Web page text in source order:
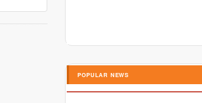
POPULAR NEWS